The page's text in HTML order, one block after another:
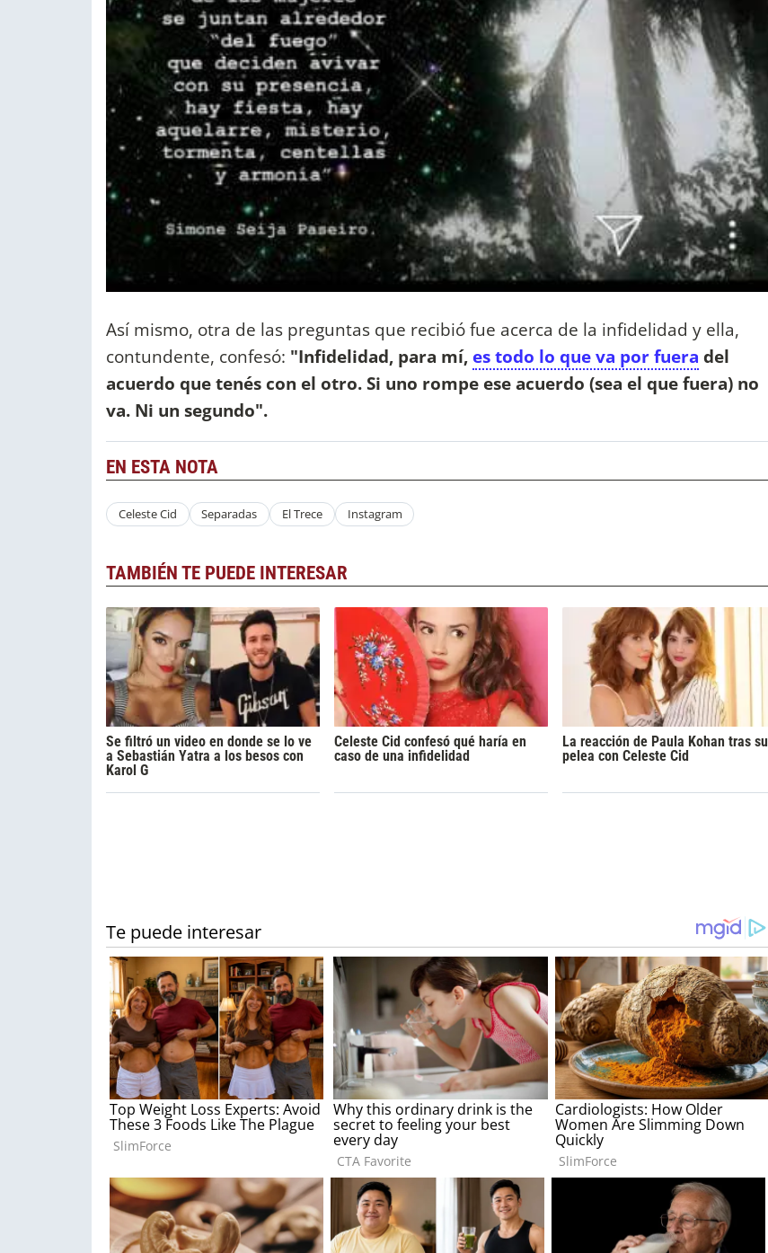
Así mismo, otra de las preguntas que recibió fue acerca de la infidelidad y ella,
contundente, confesó: "Infidelidad, para mí, es todo lo que va por fuera del
acuerdo que tenés con el otro. Si uno rompe ese acuerdo (sea el que fuera) no
va. Ni un segundo".
EN ESTA NOTA
Celeste Cid Separadas El Trece Instagram
TAMBIÉN TE PUEDE INTERESAR
Se filtró un video en donde se lo ve
a Sebastián Yatra a los besos con
Karol G
Celeste Cid confesó qué haría en
caso de una infidelidad
La reacción de Paula Kohan tras su
pelea con Celeste Cid